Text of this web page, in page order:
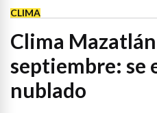
CLIMA
Clima
septiembre: se
nublado